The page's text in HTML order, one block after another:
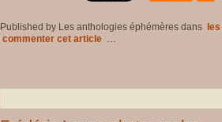
Published by Les anthologies éphémères dans
commenter cet article …